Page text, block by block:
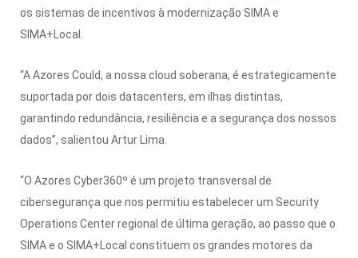
os sistemas de incentivos à modernização SIMA e
SIMA+Local.
“A Azores Could, a nossa cloud soberana, é estrategicamente
suportada por dois datacenters, em ilhas distintas,
garantindo redundância, resiliência e a segurança dos nossos
dados”, salientou Artur Lima.
“O Azores Cyber360º é um projeto transversal de
cibersegurança que nos permitiu estabelecer um Security
Operations Center regional de última geração, ao passo que o
SIMA e o SIMA+Local constituem os grandes motores da